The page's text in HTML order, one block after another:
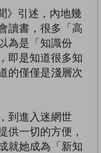
》引述，內地幾
讀書，很多「高
為是「知識份
即是知道很多知
的僅僅是淺層次
到進入迷網世
供一切的方便，
就她成為「新知